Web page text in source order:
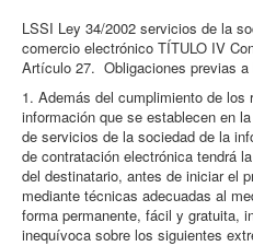
LSSI Ley 34/2002 servicios de la
comercio electrónico TÍTULO IV
Artículo 27. Obligaciones previas a
1. Además del cumplimiento de los
información que se establecen en
de servicios de la sociedad de la
de contratación electrónica tendrá
del destinatario, antes de iniciar el
mediante técnicas adecuadas al
forma permanente, fácil y gratuita,
inequívoca sobre los siguientes